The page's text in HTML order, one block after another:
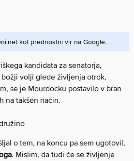
kot prednostni vir na Google.
kandidata za senatorja,
božji volji glede življenja otrok,
se je Mourdocku postavilo v bran
na takšen način.
o tem, na koncu pa sem ugotovil,
. Mislim, da tudi če se življenje